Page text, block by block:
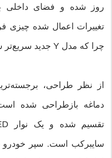
روز شده و فضای داخلی
تغییرات اعمال شده چیزی
چرا که مدل Y جدید سریع‌تر شده و برد بیشتری دارد.
از نظر طراحی،
دماغه بازطراحی شده